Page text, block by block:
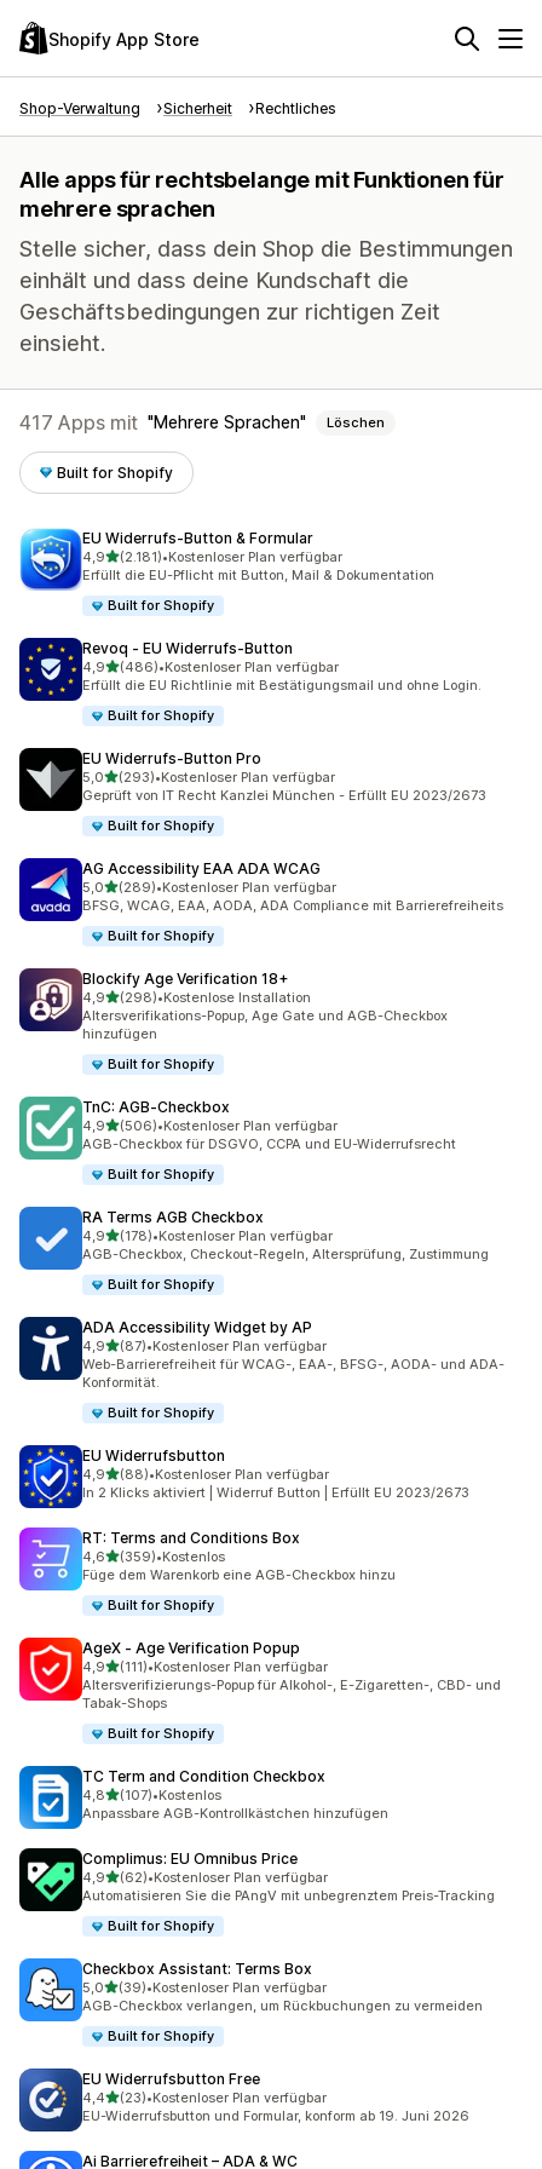
Shopify App Store
Shop-Verwaltung Sicherheit Rechtliches
Alle apps für rechtsbelange mit Funktionen für
mehrere sprachen
Stelle sicher, dass dein Shop die Bestimmungen
einhält und dass deine Kundschaft die
Geschäftsbedingungen zur richtigen Zeit
einsieht.
417 Apps mit Mehrere Sprachen Löschen
Built for Shopify
EU Widerrufs‑Button & Formular
4,9von 5 Sternen
(2.181)
2181 Rezensionen insgesamt
•Kostenloser Plan verfügbar
Erfüllt die EU-Pflicht mit Button, Mail & Dokumentation
Built for Shopify
Revoq ‑ EU Widerrufs‑Button
4,9von 5 Sternen
(486)
486 Rezensionen insgesamt
•Kostenloser Plan verfügbar
Erfüllt die EU Richtlinie mit Bestätigungsmail und ohne Login.
Built for Shopify
EU Widerrufs‑Button Pro
5,0von 5 Sternen
(293)
293 Rezensionen insgesamt
•Kostenloser Plan verfügbar
Geprüft von IT Recht Kanzlei München - Erfüllt EU 2023/2673
Built for Shopify
AG Accessibility EAA ADA WCAG
5,0von 5 Sternen
(289)
289 Rezensionen insgesamt
•Kostenloser Plan verfügbar
BFSG, WCAG, EAA, AODA, ADA Compliance mit Barrierefreiheits
Built for Shopify
Blockify Age Verification 18+
4,9von 5 Sternen
(298)
298 Rezensionen insgesamt
•Kostenlose Installation
Altersverifikations-Popup, Age Gate und AGB-Checkbox
hinzufügen
Built for Shopify
TnC: AGB‑Checkbox
4,9von 5 Sternen
(506)
506 Rezensionen insgesamt
•Kostenloser Plan verfügbar
AGB-Checkbox für DSGVO, CCPA und EU-Widerrufsrecht
Built for Shopify
RA Terms AGB Checkbox
4,9von 5 Sternen
(178)
178 Rezensionen insgesamt
•Kostenloser Plan verfügbar
AGB-Checkbox, Checkout-Regeln, Altersprüfung, Zustimmung
Built for Shopify
ADA Accessibility Widget by AP
4,9von 5 Sternen
(87)
87 Rezensionen insgesamt
•Kostenloser Plan verfügbar
Web-Barrierefreiheit für WCAG-, EAA-, BFSG-, AODA- und ADA-
Konformität.
Built for Shopify
EU Widerrufsbutton
4,9von 5 Sternen
(88)
88 Rezensionen insgesamt
•Kostenloser Plan verfügbar
In 2 Klicks aktiviert | Widerruf Button | Erfüllt EU 2023/2673
RT: Terms and Conditions Box
4,6von 5 Sternen
(359)
359 Rezensionen insgesamt
•Kostenlos
Füge dem Warenkorb eine AGB-Checkbox hinzu
Built for Shopify
AgeX ‑ Age Verification Popup
4,9von 5 Sternen
(111)
111 Rezensionen insgesamt
•Kostenloser Plan verfügbar
Altersverifizierungs-Popup für Alkohol-, E-Zigaretten-, CBD- und
Tabak-Shops
Built for Shopify
TC Term and Condition Checkbox
4,8von 5 Sternen
(107)
107 Rezensionen insgesamt
•Kostenlos
Anpassbare AGB-Kontrollkästchen hinzufügen
Complimus: EU Omnibus Price
4,9von 5 Sternen
(62)
62 Rezensionen insgesamt
•Kostenloser Plan verfügbar
Automatisieren Sie die PAngV mit unbegrenztem Preis-Tracking
Built for Shopify
Checkbox Assistant: Terms Box
5,0von 5 Sternen
(39)
39 Rezensionen insgesamt
•Kostenloser Plan verfügbar
AGB-Checkbox verlangen, um Rückbuchungen zu vermeiden
Built for Shopify
EU Widerrufsbutton Free
4,4von 5 Sternen
(23)
23 Rezensionen insgesamt
•Kostenloser Plan verfügbar
EU-Widerrufsbutton und Formular, konform ab 19. Juni 2026
Ai Barrierefreiheit – ADA & WC